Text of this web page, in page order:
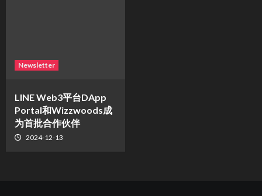
Newsletter
LINE Web3平台DApp
Portal和Wizzwoods成
为首批合作伙伴
2024-12-13